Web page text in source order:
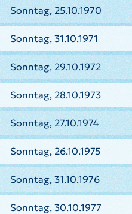
Sonntag, 25.10.1970
Sonntag, 31.10.1971
Sonntag, 29.10.1972
Sonntag, 28.10.1973
Sonntag, 27.10.1974
Sonntag, 26.10.1975
Sonntag, 31.10.1976
Sonntag, 30.10.1977